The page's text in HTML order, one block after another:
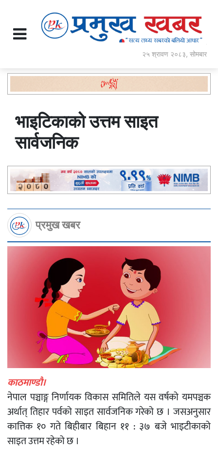
२५ श्रावण २०८३, सोमबार
भाइटिकाको उत्तम साइत
सार्वजनिक
प्रमुख खबर
काठमाण्डौ।
नेपाल पञ्चाङ्ग निर्णायक विकास समितिले यस वर्षको यमपञ्चक
अर्थात् तिहार पर्वको साइत सार्वजनिक गरेको छ । जसअनुसार
कात्तिक १० गते बिहीबार बिहान ११ : ३७ बजे भाइटीकाको
साइत उत्तम रहेको छ ।